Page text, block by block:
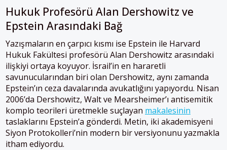
Hukuk Profesörü Alan Dershowitz ve
Epstein Arasındaki Bağ
Yazışmaların en çarpıcı kısmı ise Epstein ile Harvard
Hukuk Fakültesi profesörü Alan Dershowitz arasındaki
ilişkiyi ortaya koyuyor. İsrail’in en hararetli
savunucularından biri olan Dershowitz, aynı zamanda
Epstein’ın ceza davalarında avukatlığını yapıyordu. Nisan
2006’da Dershowitz, Walt ve Mearsheimer’ı antisemitik
komplo teorileri üretmekle suçlayan makalesinin
taslaklarını Epstein’a gönderdi. Metin, iki akademisyeni
Siyon Protokolleri’nin modern bir versiyonunu yazmakla
itham ediyordu.